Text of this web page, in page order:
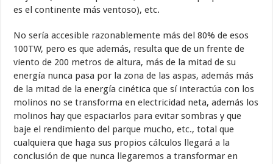
es el continente más ventoso), etc.
No sería accesible razonablemente más del 80% de esos
100TW, pero es que además, resulta que de un frente de
viento de 200 metros de altura, más de la mitad de su
energía nunca pasa por la zona de las aspas, además más
de la mitad de la energía cinética que sí interactúa con los
molinos no se transforma en electricidad neta, además los
molinos hay que espaciarlos para evitar sombras y que
baje el rendimiento del parque mucho, etc., total que
cualquiera que haga sus propios cálculos llegará a la
conclusión de que nunca llegaremos a transformar en